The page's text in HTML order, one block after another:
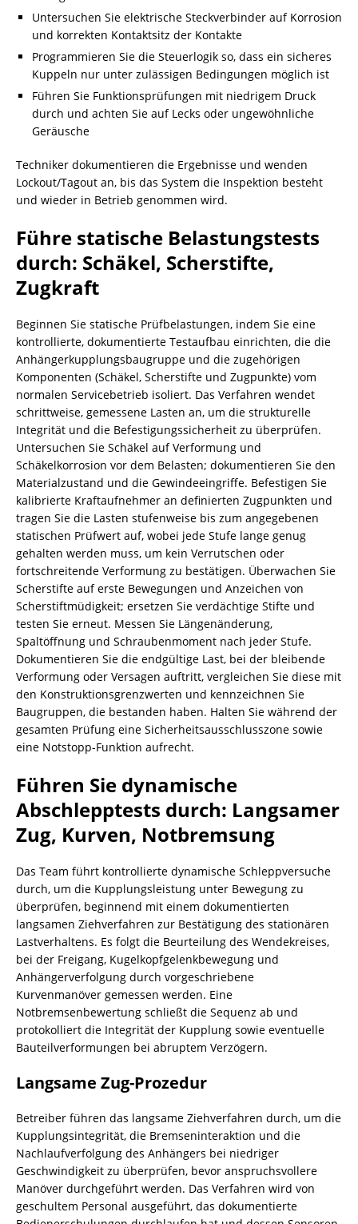
Untersuchen Sie elektrische Steckverbinder auf Korrosion
und korrekten Kontaktsitz der Kontakte
Programmieren Sie die Steuerlogik so, dass ein sicheres
Kuppeln nur unter zulässigen Bedingungen möglich ist
Führen Sie Funktionsprüfungen mit niedrigem Druck
durch und achten Sie auf Lecks oder ungewöhnliche
Geräusche
Techniker dokumentieren die Ergebnisse und wenden
Lockout/Tagout an, bis das System die Inspektion besteht
und wieder in Betrieb genommen wird.
Führe statische Belastungstests
durch: Schäkel, Scherstifte,
Zugkraft
Beginnen Sie statische Prüfbelastungen, indem Sie eine
kontrollierte, dokumentierte Testaufbau einrichten, die die
Anhängerkupplungsbaugruppe und die zugehörigen
Komponenten (Schäkel, Scherstifte und Zugpunkte) vom
normalen Servicebetrieb isoliert. Das Verfahren wendet
schrittweise, gemessene Lasten an, um die strukturelle
Integrität und die Befestigungssicherheit zu überprüfen.
Untersuchen Sie Schäkel auf Verformung und
Schäkelkorrosion vor dem Belasten; dokumentieren Sie den
Materialzustand und die Gewindeeingriffe. Befestigen Sie
kalibrierte Kraftaufnehmer an definierten Zugpunkten und
tragen Sie die Lasten stufenweise bis zum angegebenen
statischen Prüfwert auf, wobei jede Stufe lange genug
gehalten werden muss, um kein Verrutschen oder
fortschreitende Verformung zu bestätigen. Überwachen Sie
Scherstifte auf erste Bewegungen und Anzeichen von
Scherstiftmüdigkeit; ersetzen Sie verdächtige Stifte und
testen Sie erneut. Messen Sie Längenänderung,
Spaltöffnung und Schraubenmoment nach jeder Stufe.
Dokumentieren Sie die endgültige Last, bei der bleibende
Verformung oder Versagen auftritt, vergleichen Sie diese mit
den Konstruktionsgrenzwerten und kennzeichnen Sie
Baugruppen, die bestanden haben. Halten Sie während der
gesamten Prüfung eine Sicherheitsausschlusszone sowie
eine Notstopp-Funktion aufrecht.
Führen Sie dynamische
Abschlepptests durch: Langsamer
Zug, Kurven, Notbremsung
Das Team führt kontrollierte dynamische Schleppversuche
durch, um die Kupplungsleistung unter Bewegung zu
überprüfen, beginnend mit einem dokumentierten
langsamen Ziehverfahren zur Bestätigung des stationären
Lastverhaltens. Es folgt die Beurteilung des Wendekreises,
bei der Freigang, Kugelkopfgelenkbewegung und
Anhängerverfolgung durch vorgeschriebene
Kurvenmanöver gemessen werden. Eine
Notbremsenbewertung schließt die Sequenz ab und
protokolliert die Integrität der Kupplung sowie eventuelle
Bauteilverformungen bei abruptem Verzögern.
Langsame Zug-Prozedur
Betreiber führen das langsame Ziehverfahren durch, um die
Kupplungsintegrität, die Bremseninteraktion und die
Nachlaufverfolgung des Anhängers bei niedriger
Geschwindigkeit zu überprüfen, bevor anspruchsvollere
Manöver durchgeführt werden. Das Verfahren wird von
geschultem Personal ausgeführt, das dokumentierte